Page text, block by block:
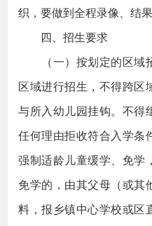
织，要做到全程录像、结
四、招生要求
（一）按划定的区域
区域进行招生，不得跨区
与所入幼儿园挂钩。不得
任何理由拒收符合入学条
强制适龄儿童缓学、免学
免学的，由其父母（或其
料，报乡镇中心学校或区